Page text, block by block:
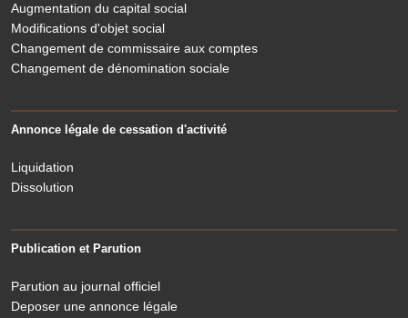
Augmentation du capital social
Modifications d'objet social
Changement de commissaire aux comptes
Changement de dénomination sociale
Annonce légale de cessation d'activité
Liquidation
Dissolution
Publication et Parution
Parution au journal officiel
Deposer une annonce légale